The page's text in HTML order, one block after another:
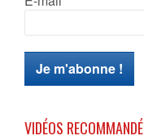
VIDÉOS